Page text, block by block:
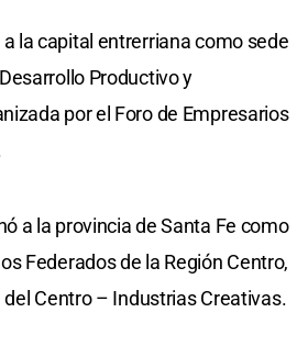
la capital entrerriana como sede
Productivo y
por el Foro de Empresarios
a la provincia de Santa Fe como
Federados de la Región Centro,
del Centro – Industrias Creativas.